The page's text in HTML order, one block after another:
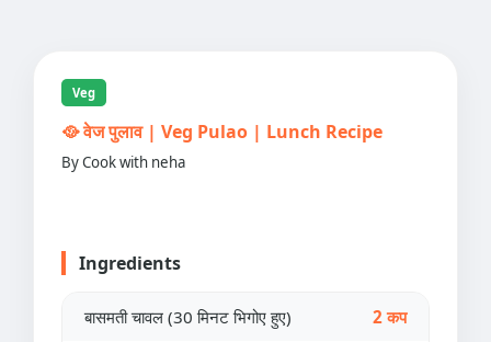
Veg
🥘 वेज पुलाव | Veg Pulao | Lunch Recipe
By Cook with neha
Ingredients
बासमती चावल (30 मिनट भिगोए हुए) 2 कप